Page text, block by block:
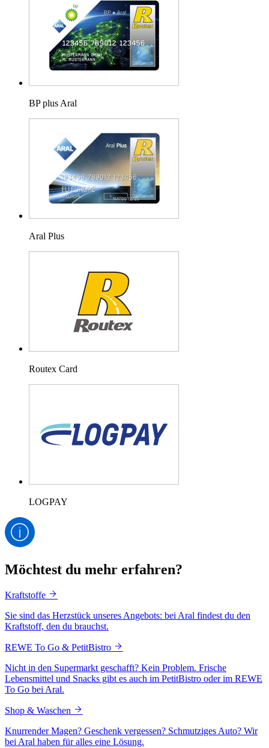
BP plus Aral
Aral Plus
Routex Card
LOGPAY
Möchtest du mehr erfahren?
Kraftstoffe
Sie sind das Herzstück unseres Angebots: bei Aral findest du den
Kraftstoff, den du brauchst.
REWE To Go & PetitBistro
Nicht in den Supermarkt geschafft? Kein Problem. Frische
Lebensmittel und Snacks gibt es auch im PetitBistro oder im REWE
To Go bei Aral.
Shop & Waschen
Knurrender Magen? Geschenk vergessen? Schmutziges Auto? Wir
bei Aral haben für alles eine Lösung.